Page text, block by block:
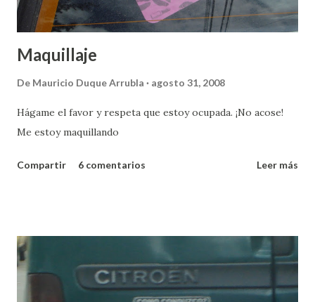
Maquillaje
De Mauricio Duque Arrubla agosto 31, 2008
Hágame el favor y respeta que estoy ocupada. ¡No acose!
Me estoy maquillando
Compartir 6 comentarios Leer más